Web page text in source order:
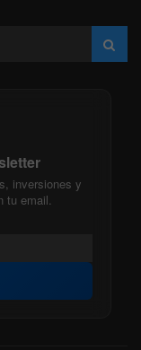
inversiones y
tu email.